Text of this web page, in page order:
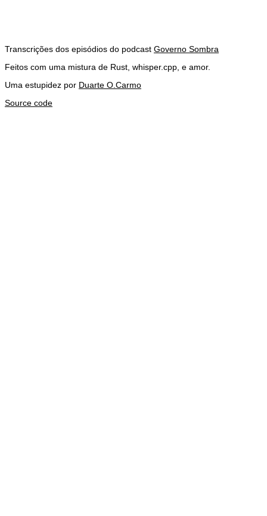
Transcrições dos episódios do podcast Governo Sombra
Feitos com uma mistura de Rust, whisper.cpp, e amor.
Uma estupidez por Duarte O.Carmo
Source code